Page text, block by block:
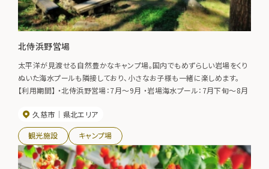
北侍浜野営場
太平洋が見渡せる自然豊かなキャンプ場。国内でもめずらしい岩場をくり
ぬいた海水プールも隣接しており、小さなお子様も一緒に楽しめます。
【利用期間】 ・北侍浜野営場：7月～9月 ・岩場海水プール：7月下旬～8月
久慈市 県北エリア
観光施設 キャンプ場